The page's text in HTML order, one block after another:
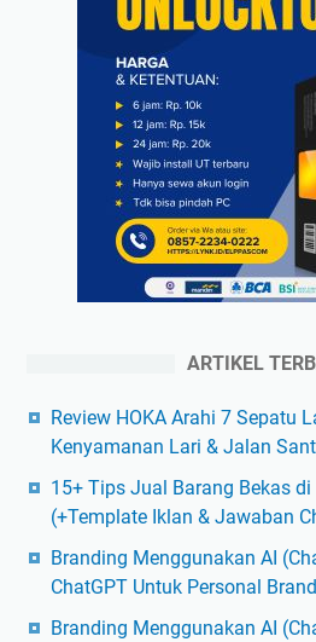
ARTIKEL
Review HOKA Arahi 7 Sepatu
Kenyamanan Lari & Jalan
15+ Tips Jual Barang Bekas
(+Template Iklan & Jawaban
Branding Menggunakan AI
ChatGPT Untuk Personal
Branding Menggunakan AI